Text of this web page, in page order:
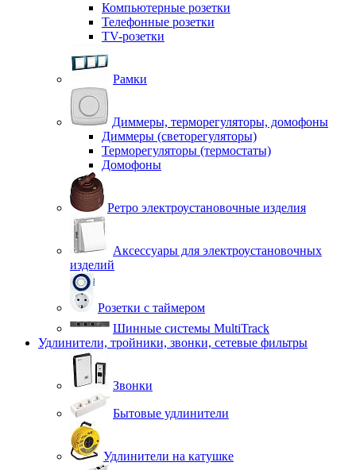
Компьютерные розетки
Телефонные розетки
TV-розетки
Рамки
Диммеры, терморегуляторы, домофоны
Диммеры (светорегуляторы)
Терморегуляторы (термостаты)
Домофоны
Ретро электроустановочные изделия
Аксессуары для электроустановочных
изделий
Розетки с таймером
Шинные системы MultiTrack
Удлинители, тройники, звонки, сетевые фильтры
Звонки
Бытовые удлинители
Удлинители на катушке